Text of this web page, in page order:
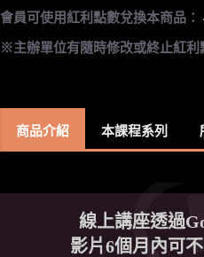
會員可使用紅利點數兌換本商品：
※主辦單位有隨時修改或終止紅利
商品介紹 本課程系列
線上講座透過
影片6個月內可